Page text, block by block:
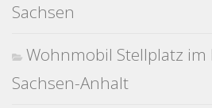
Sachsen
Wohnmobil Stellplatz im
Sachsen-Anhalt